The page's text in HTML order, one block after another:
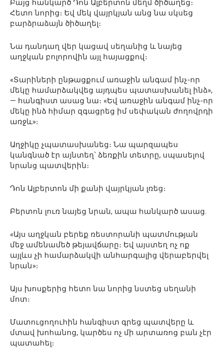
Բայց հանկարծ Դոն Ալբերտոն մեղմ ծիծաղեց։
Հետո նորից։ Եվ մեկ վայրկյան անց նա սկսեց
բարձրաձայն ծիծաղել։
Նա դանդաղ վեր կացավ սեղանից և նայեց
աղջկան բոլորովին այլ հայացքով։
«Տարիների ընթացքում առաջին անգամ ինչ-որ
մեկը համարձակվեց այդպես պատասխանել ինձ»,
— հանգիստ ասաց նա։ «Եվ առաջին անգամ ինչ-որ
մեկը ինձ հիմար զգացրեց իմ սեփական ժողովրդի
առջև»։
Աղջիկը չպատասխանեց։ Նա պարզապես
կանգնած էր այնտեղ՝ ձեռքին տետրը, սպասելով
նրանց պատվերին։
Դոն Ալբերտոն մի քանի վայրկյան լռեց։
Բերտոն լուռ նայեց նրան, ապա հանկարծ ասաց.
«Այս աղջկան բերեք ռեստորանի պատմության
մեջ ամենամեծ թեյավճարը։ Եվ այստեղ ոչ ոք
այլևս չի համարձակվի անհարգալից վերաբերվել
նրան»։
Այս խոսքերից հետո նա նորից նստեց սեղանի
մոտ։
Մատուցողուհին հանգիստ գրեց պատվերը և
մտավ խոհանոց, կարծես ոչ մի արտառոց բան չէր
պատահել։